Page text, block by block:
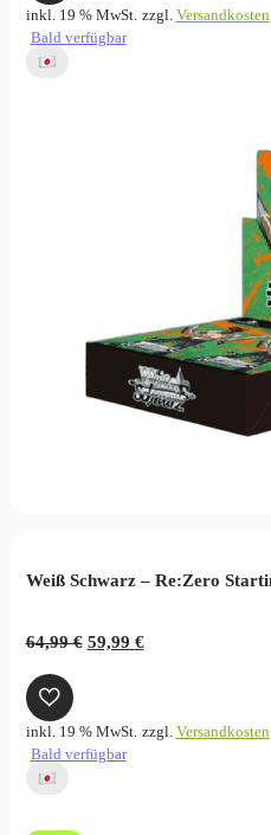
inkl. 19 % MwSt. zzgl. Versandkosten
Bald verfügbar
Weiß Schwarz – Re:Zero
64,99€ Ursprünglicher
59,99 €Aktueller
inkl. 19 % MwSt. zzgl. Versandkosten
Bald verfügbar